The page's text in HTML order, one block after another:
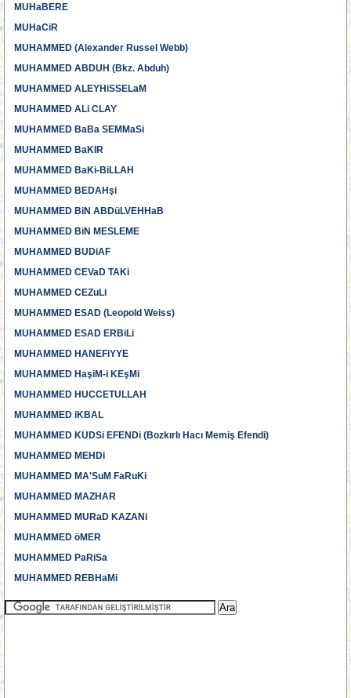
MUHaBERE
MUHaCiR
MUHAMMED (Alexander Russel Webb)
MUHAMMED ABDUH (Bkz. Abduh)
MUHAMMED ALEYHiSSELaM
MUHAMMED ALi CLAY
MUHAMMED BaBa SEMMaSi
MUHAMMED BaKIR
MUHAMMED BaKi-BiLLAH
MUHAMMED BEDAHşi
MUHAMMED BiN ABDüLVEHHaB
MUHAMMED BiN MESLEME
MUHAMMED BUDiAF
MUHAMMED CEVaD TAKi
MUHAMMED CEZuLi
MUHAMMED ESAD (Leopold Weiss)
MUHAMMED ESAD ERBiLi
MUHAMMED HANEFiYYE
MUHAMMED HaşiM-i KEşMi
MUHAMMED HUCCETULLAH
MUHAMMED iKBAL
MUHAMMED KUDSi EFENDi (Bozkırlı Hacı Memiş Efendi)
MUHAMMED MEHDi
MUHAMMED MA'SuM FaRuKi
MUHAMMED MAZHAR
MUHAMMED MURaD KAZANi
MUHAMMED öMER
MUHAMMED PaRiSa
MUHAMMED REBHaMi